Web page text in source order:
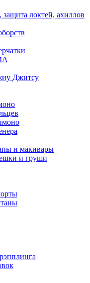
локтей, ахиллов
Джитсу
и макивары
и груши